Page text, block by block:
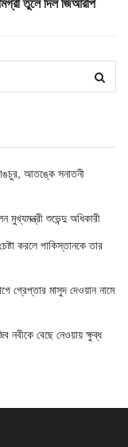
ভাঙচুর, আতঙ্কে সনাতনী
মুখ্যমন্ত্রী শুভেন্দু অধিকারী
করলে পাকিস্তানকে তার
গ্রেপ্তার মাসুদ দেওয়ান নামে
নবীকে বেছে নেওয়ায় ক্ষুব্ধ